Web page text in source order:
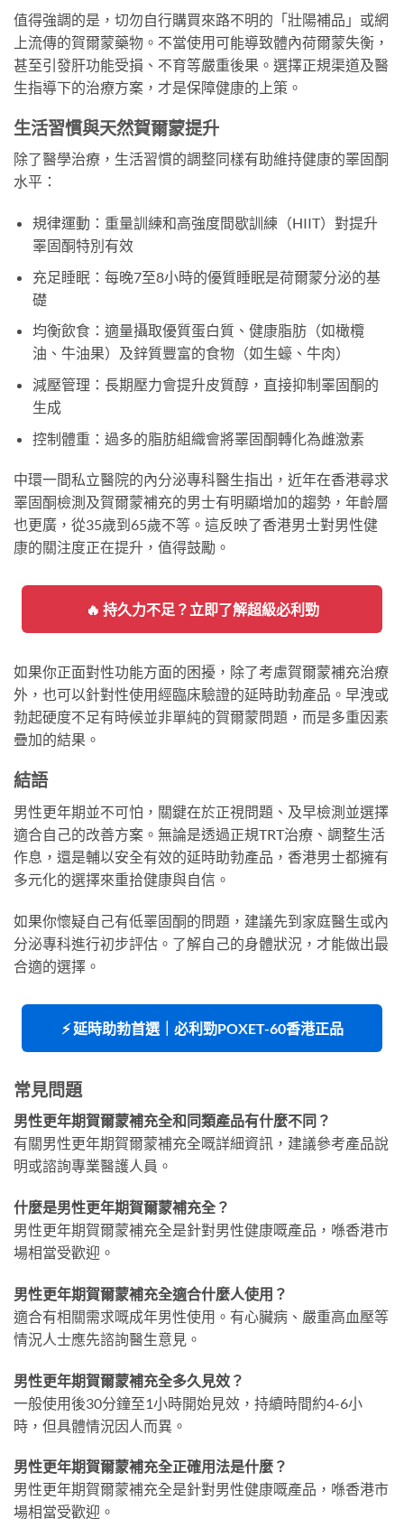
值得強調的是，切勿自行購買來路不明的「壯陽補品」或網
上流傳的賀爾蒙藥物。不當使用可能導致體內荷爾蒙失衡，
甚至引發肝功能受損、不育等嚴重後果。選擇正規渠道及醫
生指導下的治療方案，才是保障健康的上策。
生活習慣與天然賀爾蒙提升
除了醫學治療，生活習慣的調整同樣有助維持健康的睪固酮
水平：
規律運動：重量訓練和高強度間歇訓練（HIIT）對提升
睪固酮特別有效
充足睡眠：每晚7至8小時的優質睡眠是荷爾蒙分泌的基
礎
均衡飲食：適量攝取優質蛋白質、健康脂肪（如橄欖
油、牛油果）及鋅質豐富的食物（如生蠔、牛肉）
減壓管理：長期壓力會提升皮質醇，直接抑制睪固酮的
生成
控制體重：過多的脂肪組織會將睪固酮轉化為雌激素
中環一間私立醫院的內分泌專科醫生指出，近年在香港尋求
睪固酮檢測及賀爾蒙補充的男士有明顯增加的趨勢，年齡層
也更廣，從35歲到65歲不等。這反映了香港男士對男性健
康的關注度正在提升，值得鼓勵。
🔥 持久力不足？立即了解超級必利勁
如果你正面對性功能方面的困擾，除了考慮賀爾蒙補充治療
外，也可以針對性使用經臨床驗證的延時助勃產品。早洩或
勃起硬度不足有時候並非單純的賀爾蒙問題，而是多重因素
疊加的結果。
結語
男性更年期並不可怕，關鍵在於正視問題、及早檢測並選擇
適合自己的改善方案。無論是透過正規TRT治療、調整生活
作息，還是輔以安全有效的延時助勃產品，香港男士都擁有
多元化的選擇來重拾健康與自信。
如果你懷疑自己有低睪固酮的問題，建議先到家庭醫生或內
分泌專科進行初步評估。了解自己的身體狀況，才能做出最
合適的選擇。
⚡ 延時助勃首選｜必利勁POXET-60香港正品
常見問題
男性更年期賀爾蒙補充全和同類產品有什麼不同？
有關男性更年期賀爾蒙補充全嘅詳細資訊，建議參考產品說
明或諮詢專業醫護人員。
什麼是男性更年期賀爾蒙補充全？
男性更年期賀爾蒙補充全是針對男性健康嘅產品，喺香港市
場相當受歡迎。
男性更年期賀爾蒙補充全適合什麼人使用？
適合有相關需求嘅成年男性使用。有心臟病、嚴重高血壓等
情況人士應先諮詢醫生意見。
男性更年期賀爾蒙補充全多久見效？
一般使用後30分鐘至1小時開始見效，持續時間約4-6小
時，但具體情況因人而異。
男性更年期賀爾蒙補充全正確用法是什麼？
男性更年期賀爾蒙補充全是針對男性健康嘅產品，喺香港市
場相當受歡迎。